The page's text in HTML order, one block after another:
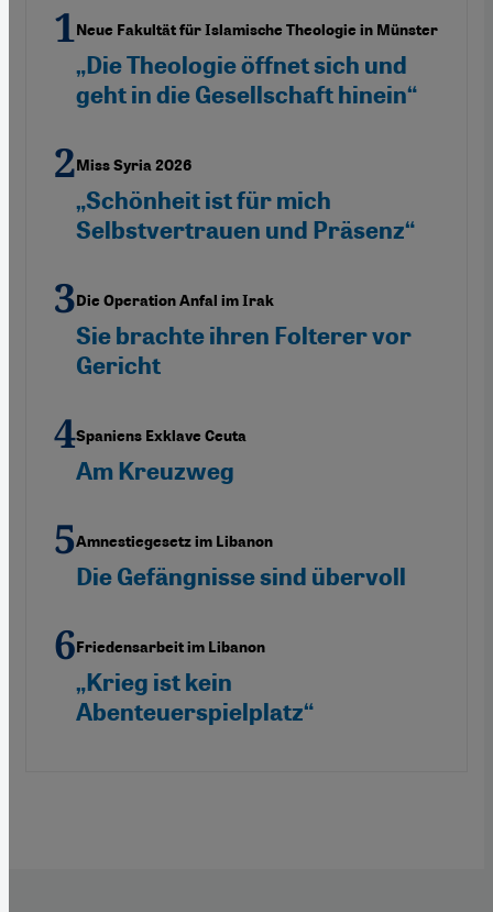
Neue Fakultät für Islamische Theologie in Münster
„Die Theologie öffnet sich und
geht in die Gesellschaft hinein“
Miss Syria 2026
„Schönheit ist für mich
Selbstvertrauen und Präsenz“
Die Operation Anfal im Irak
Sie brachte ihren Folterer vor
Gericht
Spaniens Exklave Ceuta
Am Kreuzweg
Amnestiegesetz im Libanon
Die Gefängnisse sind übervoll
Friedensarbeit im Libanon
„Krieg ist kein
Abenteuerspielplatz“